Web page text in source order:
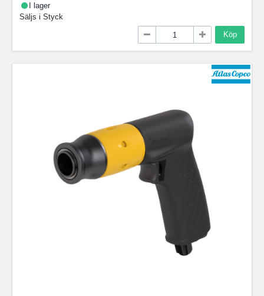
I lager
Säljs i Styck
Köp